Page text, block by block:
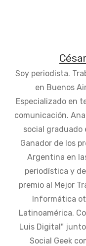
Soy periodista.
en Buenos
Especializado en
comunicación.
social graduado
Ganador de los
Argentina en
periodística y
premio al Mejor
Informática
Latinoamérica.
Luis Digital"
Social Geek